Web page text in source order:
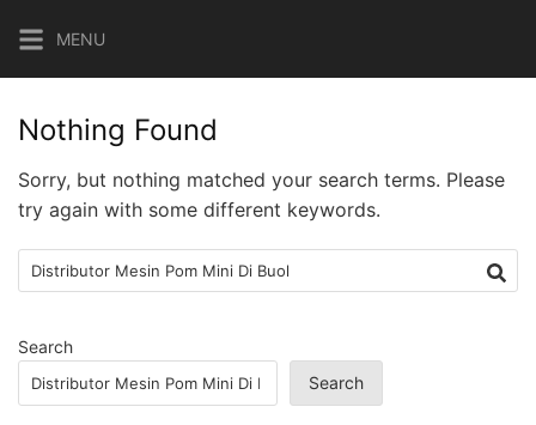
content
MENU
Nothing Found
Sorry, but nothing matched your search terms. Please
try again with some different keywords.
Search
for:
Search
Search